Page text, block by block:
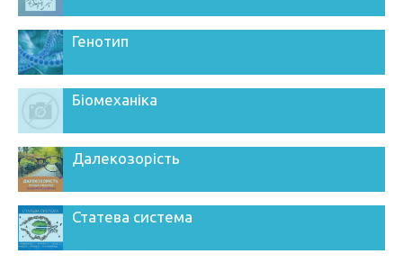
Генотип
Біомеханіка
Далекозорість
Статева система